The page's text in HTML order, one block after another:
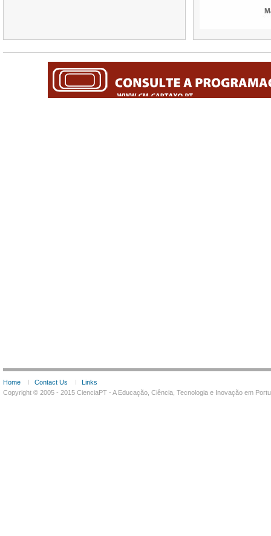
Home Contact Us
Links
Copyright © 2005 - 2015 CienciaPT - A Educação, Ciência, Tecnologia e Inovação em